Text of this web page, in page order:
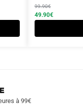
99.90€
prix
initial
était :
49.90€
prix
actuel
est :
produit
a
à 99€